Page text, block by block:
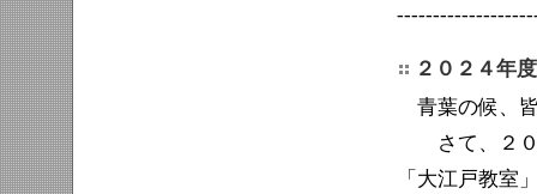
２０２４年
青葉の候、
さて、２０
「大江戸教室